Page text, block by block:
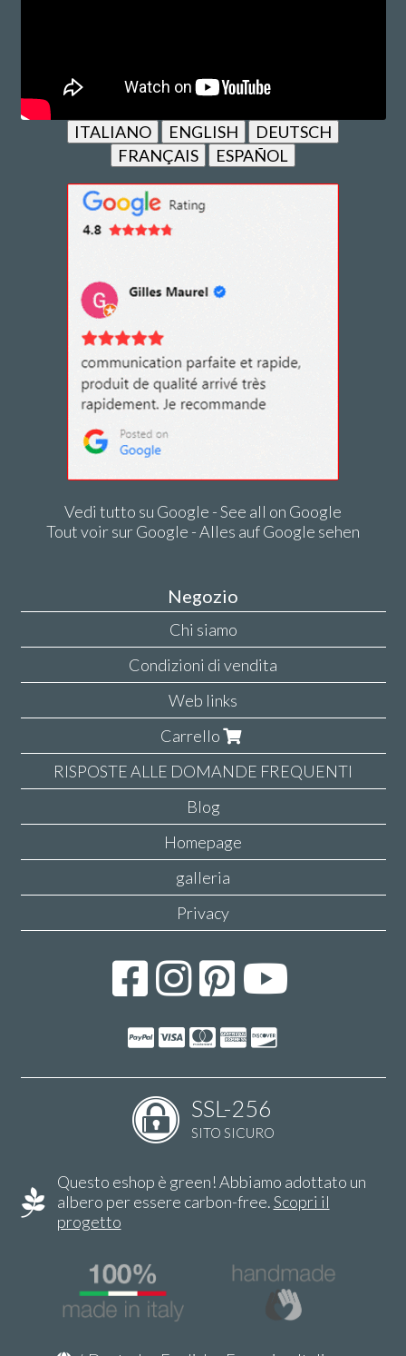
ITALIANO ENGLISH
DEUTSCH
FRANÇAIS
ESPAÑOL
Vedi tutto su Google - See all on Google
Tout voir sur Google - Alles auf Google sehen
Negozio
Chi siamo
Condizioni di vendita
Web links
Carrello
RISPOSTE ALLE DOMANDE FREQUENTI
Blog
Homepage
galleria
Privacy
SSL-256
SITO SICURO
Questo eshop è green! Abbiamo adottato un
albero per essere carbon-free.Scopri il
progetto